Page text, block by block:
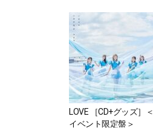
LOVE ［CD+グッズ］＜
イベント限定盤＞